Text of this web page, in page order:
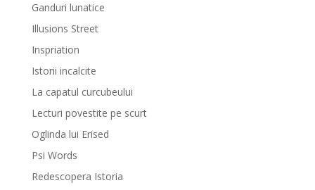
Ganduri lunatice
Illusions Street
Inspriation
Istorii incalcite
La capatul curcubeului
Lecturi povestite pe scurt
Oglinda lui Erised
Psi Words
Redescopera Istoria